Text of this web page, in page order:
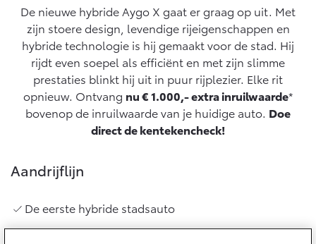
Vanaf € 31.895,- Vanaf € 32.995,-
Corolla Hatchback
Vanaf € 33.495,-
Corolla Touring Sports
HYBRIDE
Vanaf € 35.495,-
Airco check
Vakantiecheck
Hybride Zekerheid Controle
Toyota handleidingen
Toyota Service Informatie (SIL)
Schade & Glasherstel
10 jaar Toyota garantie
Wat is Private Lease?
Bereken je maandbedrag
Private Lease voor ZZP
Financieren
Toyota Betaalplan
Oplaadservice
Thuislaadpakketten
Zakelijk
Toyota voor de zaak
Leaserijder
ZZP
Wagenparkbeheer
Contact zakelijke markt
Financial Lease
Werkplaatsafspraak maken
Contact en Route
Schade melden
Vraag een brochure aan
De nieuwe hybride Aygo X gaat er graag op uit. Met
zijn stoere design, levendige rijeigenschappen en
hybride technologie is hij gemaakt voor de stad. Hij
rijdt even soepel als efficiënt en met zijn slimme
prestaties blinkt hij uit in puur rijplezier. Elke rit
opnieuw. Ontvang nu € 1.000,- extra inruilwaarde*
bovenop de inruilwaarde van je huidige auto. Doe
direct de kentekencheck!
Aandrijflijn
De eerste hybride stadsauto